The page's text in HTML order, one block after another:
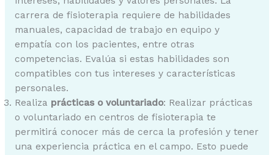
carrera de fisioterapia requiere de habilidades
manuales, capacidad de trabajo en equipo y
empatía con los pacientes, entre otras
competencias. Evalúa si estas habilidades son
compatibles con tus intereses y características
personales.
Realiza prácticas o voluntariado: Realizar prácticas
o voluntariado en centros de fisioterapia te
permitirá conocer más de cerca la profesión y tener
una experiencia práctica en el campo. Esto puede